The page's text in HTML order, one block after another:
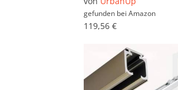
gefunden bei Amazon
119,56 €